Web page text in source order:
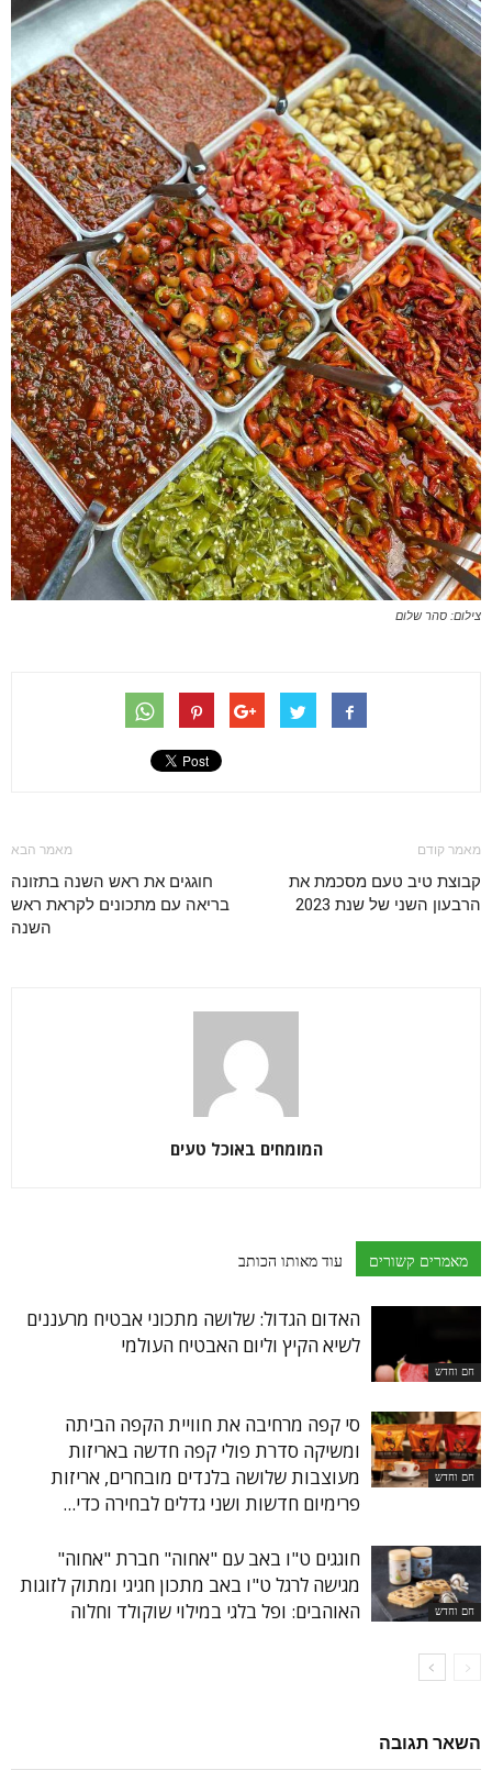
צילום: סהר שלום
מאמר קודם
קבוצת טיב טעם מסכמת את
הרבעון השני של שנת 2023
מאמר הבא
חוגגים את ראש השנה בתזונה
בריאה עם מתכונים לקראת ראש
השנה
המומחים באוכל טעים
מאמרים קשורים עוד מאותו הכותב
חם וחדש
האדום הגדול: שלושה מתכוני אבטיח מרעננים
לשיא הקיץ וליום האבטיח העולמי
חם וחדש
סי קפה מרחיבה את חוויית הקפה הביתה
ומשיקה סדרת פולי קפה חדשה באריזות
מעוצבות שלושה בלנדים מובחרים, אריזות
פרימיום חדשות ושני גדלים לבחירה כדי...
חם וחדש
חוגגים ט"ו באב עם "אחוה" חברת "אחוה"
מגישה לרגל ט"ו באב מתכון חגיגי ומתוק לזוגות
האוהבים: ופל בלגי במילוי שוקולד וחלוה
השאר תגובה